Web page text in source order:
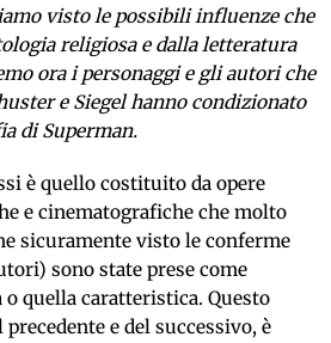
visto le possibili influenze che
religiosa e dalla letteratura
ora i personaggi e gli autori che
e Siegel hanno condizionato
di Superman.
è quello costituito da opere
e cinematografiche che molto
sicuramente visto le conferme
sono state prese come
quella caratteristica. Questo
e del successivo, è